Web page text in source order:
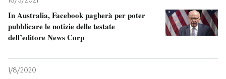
In Australia, Facebook pagherà per poter
pubblicare le notizie delle testate
dell’editore News Corp
1/8/2020